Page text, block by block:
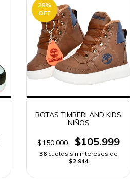
29%
OFF
BOTAS TIMBERLAND KIDS
NIÑOS
$150.000 $105.999
36 cuotas sin intereses de
$2.944